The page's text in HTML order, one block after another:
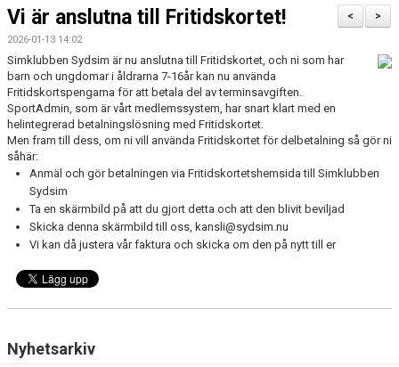
>
<
Vi är anslutna till Fritidskortet!
2026-01-13 14:02
Simklubben Sydsim är nu anslutna till Fritidskortet, och ni som har
barn och ungdomar i åldrarna 7-16år kan nu använda
Fritidskortspengarna för att betala del av terminsavgiften.
SportAdmin, som är vårt medlemssystem, har snart klart med en
helintegrerad betalningslösning med Fritidskortet.
Men fram till dess, om ni vill använda Fritidskortet för delbetalning så gör ni
såhär:
Anmäl och gör betalningen via Fritidskortetshemsida till Simklubben
Sydsim
Ta en skärmbild på att du gjort detta och att den blivit beviljad
Skicka denna skärmbild till oss, kansli@sydsim.nu
Vi kan då justera vår faktura och skicka om den på nytt till er
Nyhetsarkiv